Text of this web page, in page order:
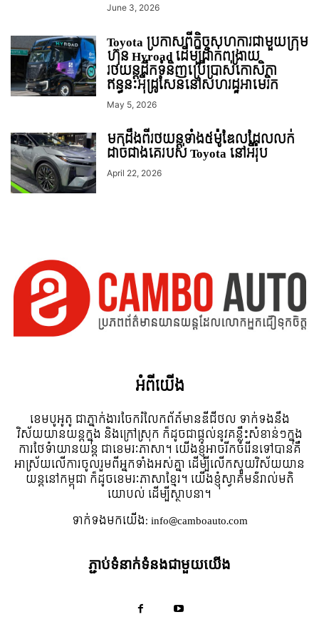
June 3, 2026
Toyota ប្រកាសពីកិច្ចសហការជាមួយក្រុម
ហ៊ុន Hyroad ដើម្បីដាក់ពង្រាយ
រថយន្តដឹកទំនិញប្រើប្រាស់កោសិកា
ឥន្ធនៈអុីដ្រូសែននៅសហរដ្ឋអាមេរិក
May 5, 2026
មកដឹងពីរថយន្តទាំង៥ម៉ូឌែលដែលលក់
ដាច់ជាងគេរបស់ Toyota នៅអឺរ៉ុប
April 22, 2026
អំពី​យើង
ខេមបូអូតូ ជាភ្នាក់ងារចែករំលែកព័ត៍មានឌីជីថល ទាក់ទងនឹង
វិស័យយានយន្តក្នុង និងក្រៅស្រុក ក៏ដូចជាផ្តល់នូវគន្លឹះសំខាន់ៗក្នុង
ការថែទំាយានយន្ត ជាខេមរៈភាសា។ យើងខ្ញុំអាចរីកចំរើនទៅបានគឺ
អាស្រ័យលើការចូលរួមពីអ្នកទាំងអស់គ្នា ដើម្បីលើកស្ទួយវិស័យយាន
យន្តនៅកម្ពុជា ក៏ដូចខេមរៈភាសាខ្មែរ។ យើងខ្ញុំស្វាគមន៌រាល់មតិ
យោបល់ ដើម្បីស្ថាបនា។
ទាក់ទង​មក​យើង:info@camboauto.com
ភ្ជាប់ទំនាក់ទំនងជាមួយយើង